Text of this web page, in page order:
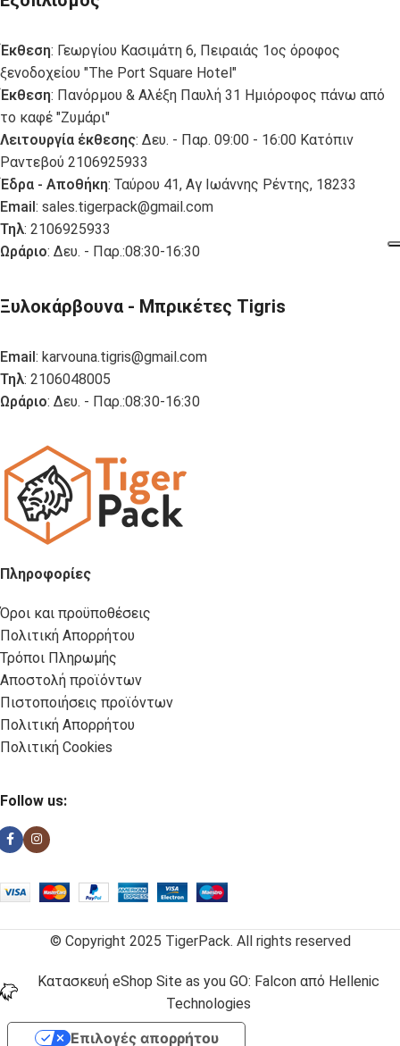
Έκθεση: Γεωργίου Κασιμάτη 6, Πειραιάς 1ος όροφος
ξενοδοχείου "The Port Square Hotel"
Έκθεση: Πανόρμου & Αλέξη Παυλή 31 Ημιόροφος πάνω από
το καφέ "Ζυμάρι"
Λειτουργία έκθεσης: Δευ. - Παρ. 09:00 - 16:00 Κατόπιν
Ραντεβού 2106925933
Έδρα - Αποθήκη: Ταύρου 41, Αγ Ιωάννης Ρέντης, 18233
Email: sales.tigerpack@gmail.com
Τηλ: 2106925933
Ωράριο: Δευ. - Παρ.:08:30-16:30
Ξυλοκάρβουνα - Μπρικέτες Tigris
Email: karvouna.tigris@gmail.com
Τηλ: 2106048005
Ωράριο: Δευ. - Παρ.:08:30-16:30
Πληροφορίες
Όροι και προϋποθέσεις
Πολιτική Απορρήτου
Τρόποι Πληρωμής
Αποστολή προϊόντων
Πιστοποιήσεις προϊόντων
Πολιτική Απορρήτου
Πολιτική Cookies
Follow us:
© Copyright 2025 TigerPack. All rights reserved
Κατασκευή eShop Site as you GO: Falcon από Hellenic
Technologies
Επιλογές απορρήτου